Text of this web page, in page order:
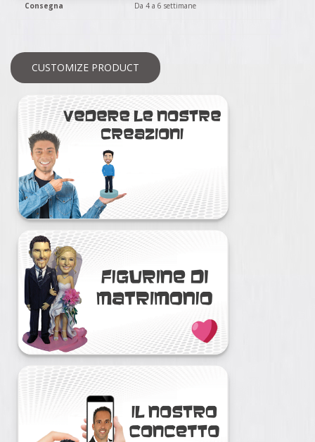
Consegna Da 4 a 6 settimane
CUSTOMIZE PRODUCT